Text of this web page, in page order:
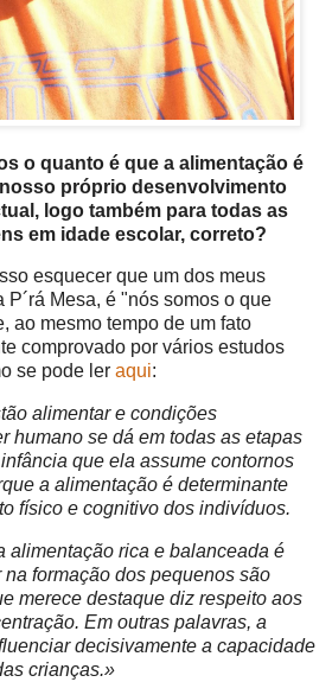
o quanto é que a alimentação é
próprio desenvolvimento
logo também para todas as
em idade escolar, correto?
esquecer que um dos meus
P´rá Mesa, é "nós somos o que
ao mesmo tempo de um fato
comprovado por vários estudos
se pode ler aqui:
alimentar e condições
humano se dá em todas as etapas
que ela assume contornos
a alimentação é determinante
físico e cognitivo dos indivíduos.
alimentação rica e balanceada é
formação dos pequenos são
merece destaque diz respeito aos
Em outras palavras, a
decisivamente a capacidade
crianças.»